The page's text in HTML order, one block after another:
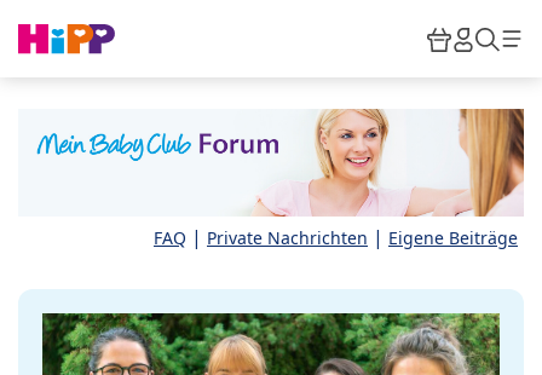
HiPP
FAQ | Private Nachrichten | Eigene Beiträge